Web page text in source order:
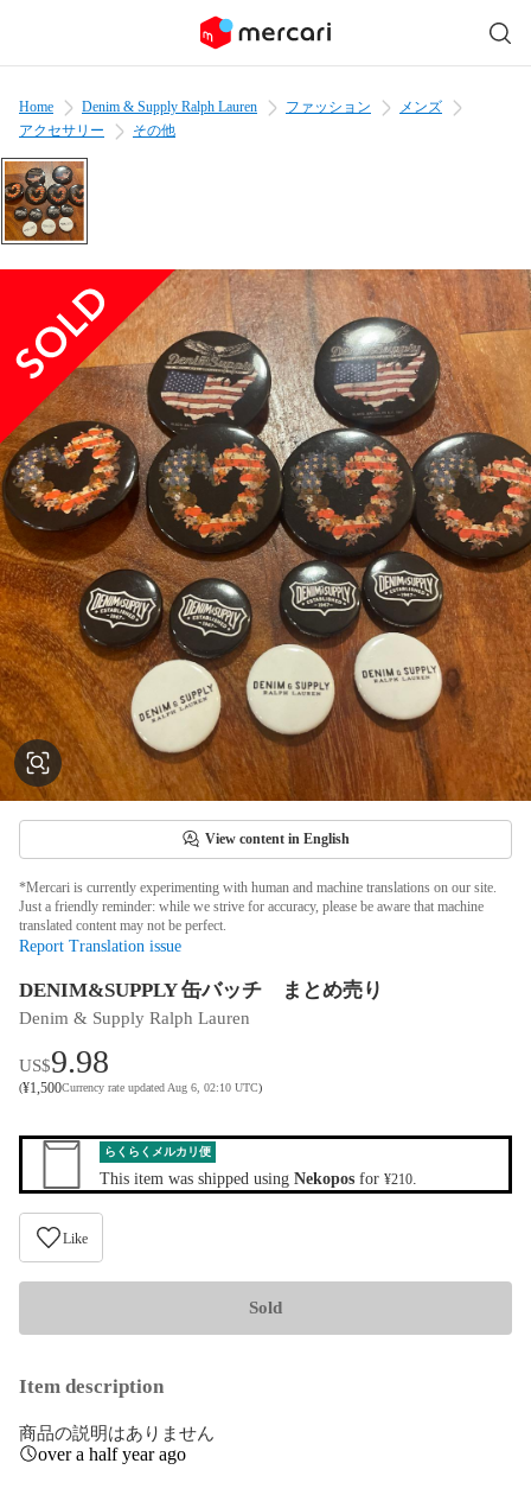
Home Denim & Supply Ralph Lauren ファッション
メンズ
アクセサリー
その他
View content in English
*Mercari is currently experimenting with human and machine translations on our site.
Just a friendly reminder: while we strive for accuracy, please be aware that machine
translated content may not be perfect.
Report Translation issue
DENIM&SUPPLY 缶バッチ まとめ売り
Denim & Supply Ralph Lauren
US$9.98
(¥1,500Currency rate updated Aug 6, 02:10 UTC)
らくらくメルカリ便
This item was shipped using Nekopos for ¥210
Like
Sold
Item description
商品の説明はありません
over a half year ago